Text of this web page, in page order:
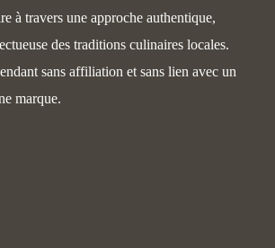
à travers une approche authentique,
des traditions culinaires locales.
sans affiliation et sans lien avec un
marque.